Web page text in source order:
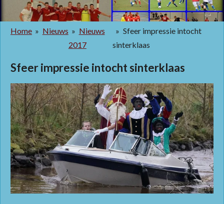
Home » Nieuws » Nieuws
2017
» Sfeer impressie intocht
sinterklaas
Sfeer impressie intocht sinterklaas